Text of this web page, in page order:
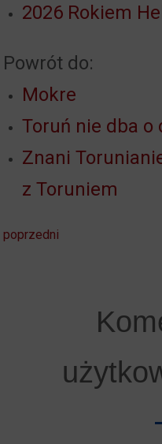
2026 Rokiem
Powrót do:
Mokre
Toruń nie dba o
Znani
z Toruniem
poprzedni